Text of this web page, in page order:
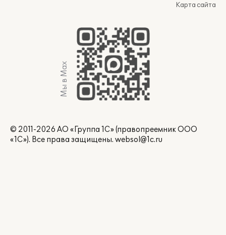
Карта сайта
Мы в Max
© 2011-2026 АО «Группа 1С» (правопреемник ООО
«1С»). Все права защищены. websol@1c.ru